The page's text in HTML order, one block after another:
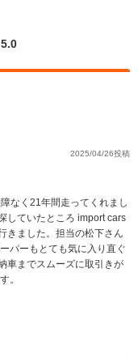
5.0
2025/04/26投稿
なく21年間走ってくれまし
していたところ import cars
きました。担当の松下さん
パーもとても気に入り直ぐ
車までスムーズに取引きが
。